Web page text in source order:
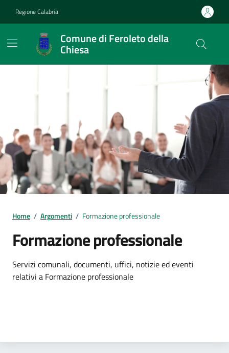
Regione Calabria
Comune di Feroleto della
Chiesa
Home / Argomenti / Formazione professionale
Formazione professionale
Dettagli dell'argomento
Servizi comunali, documenti, uffici, notizie ed eventi
relativi a Formazione professionale